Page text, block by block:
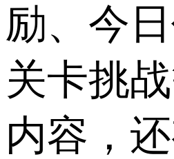
励、今日
关卡挑
内容，